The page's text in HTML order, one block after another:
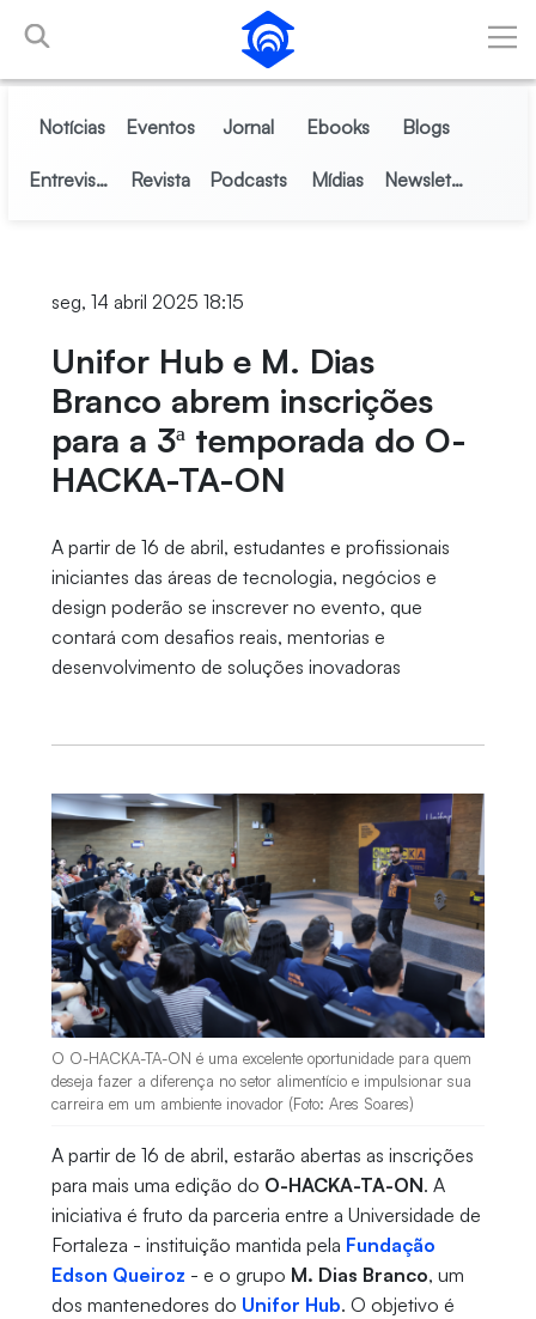
Pular para o Conteúdo principal
Notícias Eventos Jornal Ebooks Blogs
Entrevistas Revista Podcasts Mídias Newsletter
seg, 14 abril 2025 18:15
Unifor Hub e M. Dias
Branco abrem inscrições
para a 3ª temporada do O-
HACKA-TA-ON
A partir de 16 de abril, estudantes e profissionais
iniciantes das áreas de tecnologia, negócios e
design poderão se inscrever no evento, que
contará com desafios reais, mentorias e
desenvolvimento de soluções inovadoras
O O-HACKA-TA-ON é uma excelente oportunidade para quem
deseja fazer a diferença no setor alimentício e impulsionar sua
carreira em um ambiente inovador (Foto: Ares Soares)
A partir de 16 de abril, estarão abertas as inscrições
para mais uma edição do O-HACKA-TA-ON. A
iniciativa é fruto da parceria entre a Universidade de
Fortaleza - instituição mantida pela Fundação
Edson Queiroz - e o grupo M. Dias Branco, um
dos mantenedores do Unifor Hub. O objetivo é